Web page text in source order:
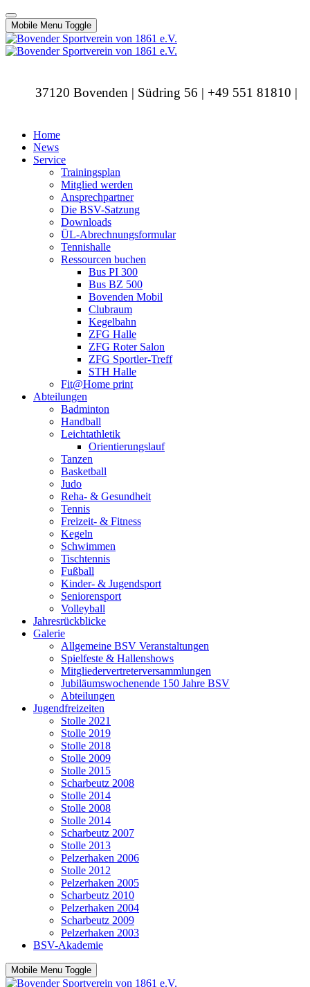
Mobile Menu Toggle
37120 Bovenden | Südring 56 | +49 551 81810 |
Home
News
Service
Trainingsplan
Mitglied werden
Ansprechpartner
Die BSV-Satzung
Downloads
ÜL-Abrechnungsformular
Tennishalle
Ressourcen buchen
Bus PI 300
Bus BZ 500
Bovenden Mobil
Clubraum
Kegelbahn
ZFG Halle
ZFG Roter Salon
ZFG Sportler-Treff
STH Halle
Fit@Home print
Abteilungen
Badminton
Handball
Leichtathletik
Orientierungslauf
Tanzen
Basketball
Judo
Reha- & Gesundheit
Tennis
Freizeit- & Fitness
Kegeln
Schwimmen
Tischtennis
Fußball
Kinder- & Jugendsport
Seniorensport
Volleyball
Jahresrückblicke
Galerie
Allgemeine BSV Veranstaltungen
Spielfeste & Hallenshows
Mitgliedervertreterversammlungen
Jubiläumswochenende 150 Jahre BSV
Abteilungen
Jugendfreizeiten
Stolle 2021
Stolle 2019
Stolle 2018
Stolle 2009
Stolle 2015
Scharbeutz 2008
Stolle 2014
Stolle 2008
Stolle 2014
Scharbeutz 2007
Stolle 2013
Pelzerhaken 2006
Stolle 2012
Pelzerhaken 2005
Scharbeutz 2010
Pelzerhaken 2004
Scharbeutz 2009
Pelzerhaken 2003
BSV-Akademie
Mobile Menu Toggle